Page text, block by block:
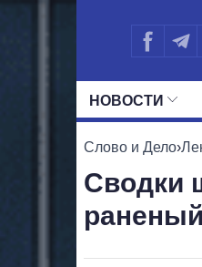
НОВОСТИ
Слово и Дело›
Сводки
раненый